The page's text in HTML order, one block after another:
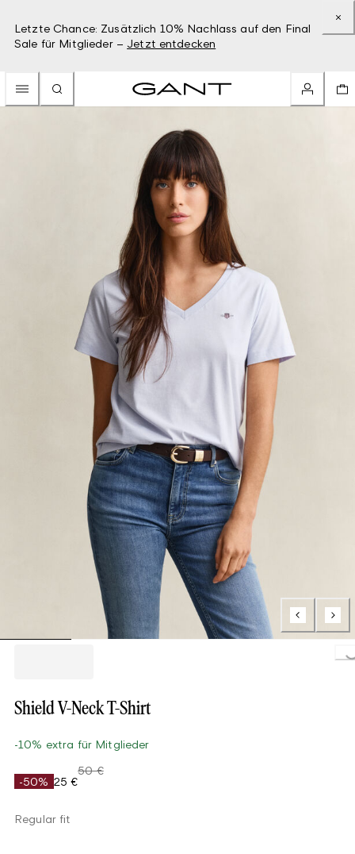
Letzte Chance: Zusätzlich 10% Nachlass auf den Final
Sale für Mitglieder – Jetzt entdecken
Shield V-Neck T-Shirt
-10% extra für Mitglieder
-50% 25 €
50 €
Regular fit